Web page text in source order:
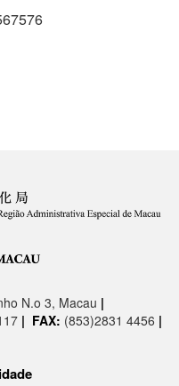
N.o 3, Macau |
| FAX: (853)2831 4456 |